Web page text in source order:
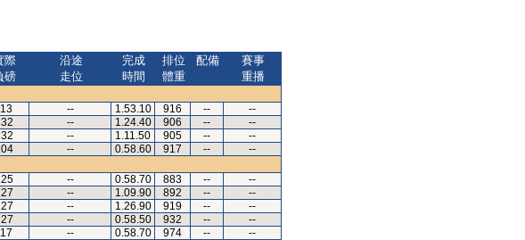
際
磅
沿途
走位
完成
時間
排位
體重
配備
賽事
重播
-- 1.53.10 916 --
--
-- 1.24.40 906 --
--
-- 1.11.50 905 --
--
-- 0.58.60 917 --
--
-- 0.58.70 883 --
--
-- 1.09.90 892 --
--
-- 1.26.90 919 --
--
-- 0.58.50 932 --
--
-- 0.58.70 974 -- --